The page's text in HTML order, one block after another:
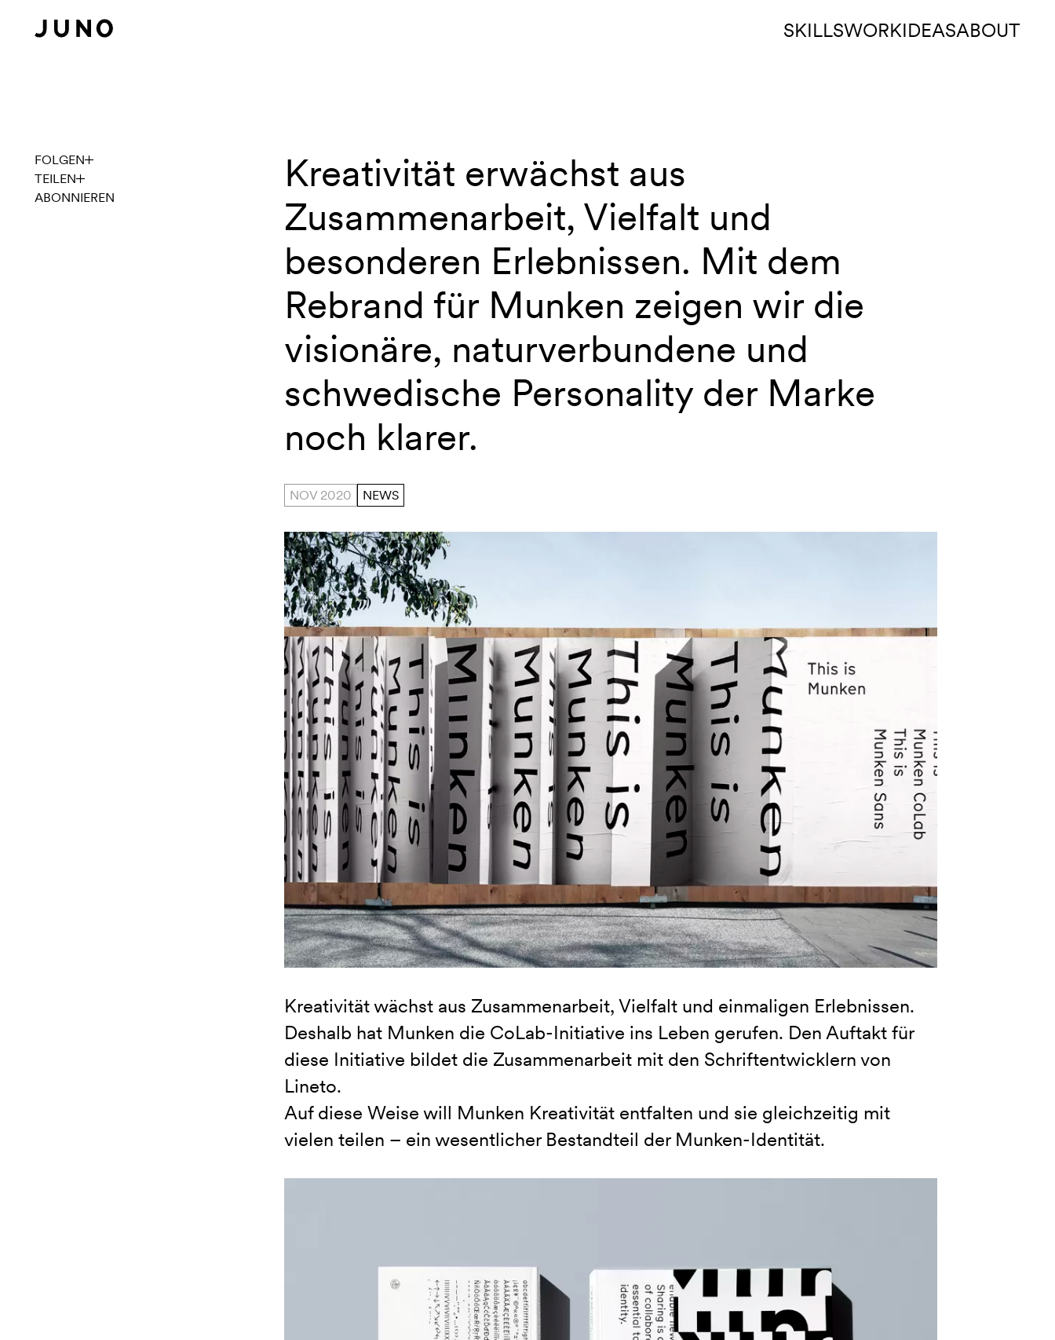
SKILLSWORKIDEASABOUT
This is Munken
Kreativität erwächst aus
Zusammenarbeit, Vielfalt und
besonderen Erlebnissen. Mit dem
Rebrand für Munken zeigen wir die
visionäre, naturverbundene und
schwedische Personality der Marke
noch klarer.
NOV 2020 NEWS
Kreativität wächst aus Zusammenarbeit, Vielfalt und einmaligen Erlebnissen.
Deshalb hat Munken die CoLab-Initiative ins Leben gerufen. Den Auftakt für
diese Initiative bildet die Zusammenarbeit mit den Schriftentwicklern von
Lineto.
Auf diese Weise will Munken Kreativität entfalten und sie gleichzeitig mit
vielen teilen – ein wesentlicher Bestandteil der Munken-Identität.
FOLGEN
TEILEN
ABONNIEREN